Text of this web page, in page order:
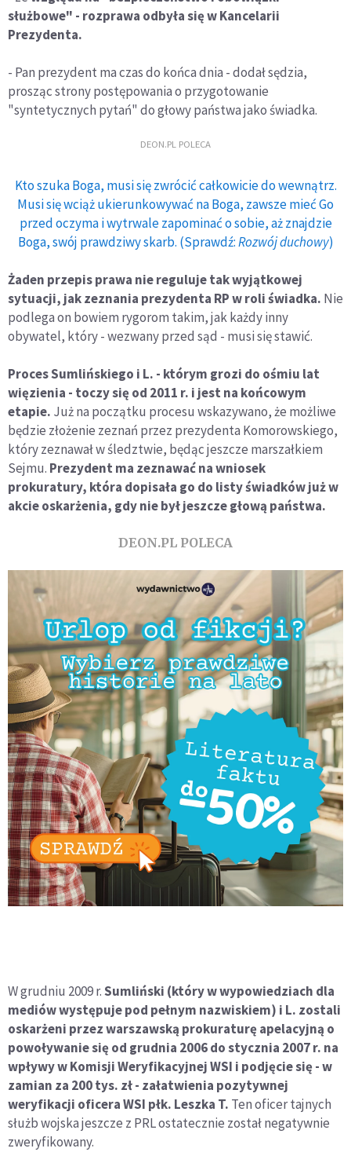
służbowe" - rozprawa odbyła się w Kancelarii
Prezydenta.
- Pan prezydent ma czas do końca dnia - dodał sędzia,
prosząc strony postępowania o przygotowanie
"syntetycznych pytań" do głowy państwa jako świadka.
DEON.PL POLECA
Kto szuka Boga, musi się zwrócić całkowicie do wewnątrz.
Musi się wciąż ukierunkowywać na Boga, zawsze mieć Go
przed oczyma i wytrwale zapominać o sobie, aż znajdzie
Boga, swój prawdziwy skarb. (Sprawdź:Rozwój duchowy)
Żaden przepis prawa nie reguluje tak wyjątkowej
sytuacji, jak zeznania prezydenta RP w roli świadka. Nie
podlega on bowiem rygorom takim, jak każdy inny
obywatel, który - wezwany przed sąd - musi się stawić.
Proces Sumlińskiego i L. - którym grozi do ośmiu lat
więzienia - toczy się od 2011 r. i jest na końcowym
etapie. Już na początku procesu wskazywano, że możliwe
będzie złożenie zeznań przez prezydenta Komorowskiego,
który zeznawał w śledztwie, będąc jeszcze marszałkiem
Sejmu. Prezydent ma zeznawać na wniosek
prokuratury, która dopisała go do listy świadków już w
akcie oskarżenia, gdy nie był jeszcze głową państwa.
DEON.PL POLECA
W grudniu 2009 r.Sumliński (który w wypowiedziach dla
mediów występuje pod pełnym nazwiskiem) i L. zostali
oskarżeni przez warszawską prokuraturę apelacyjną o
powoływanie się od grudnia 2006 do stycznia 2007 r. na
wpływy w Komisji Weryfikacyjnej WSI i podjęcie się - w
zamian za 200 tys. zł - załatwienia pozytywnej
weryfikacji oficera WSI płk. Leszka T. Ten oficer tajnych
służb wojska jeszcze z PRL ostatecznie został negatywnie
zweryfikowany.